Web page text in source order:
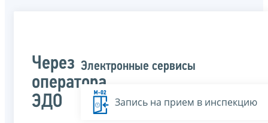
Через
оператора
ЭДО
Электронные сервисы
Запись на прием в инспекцию